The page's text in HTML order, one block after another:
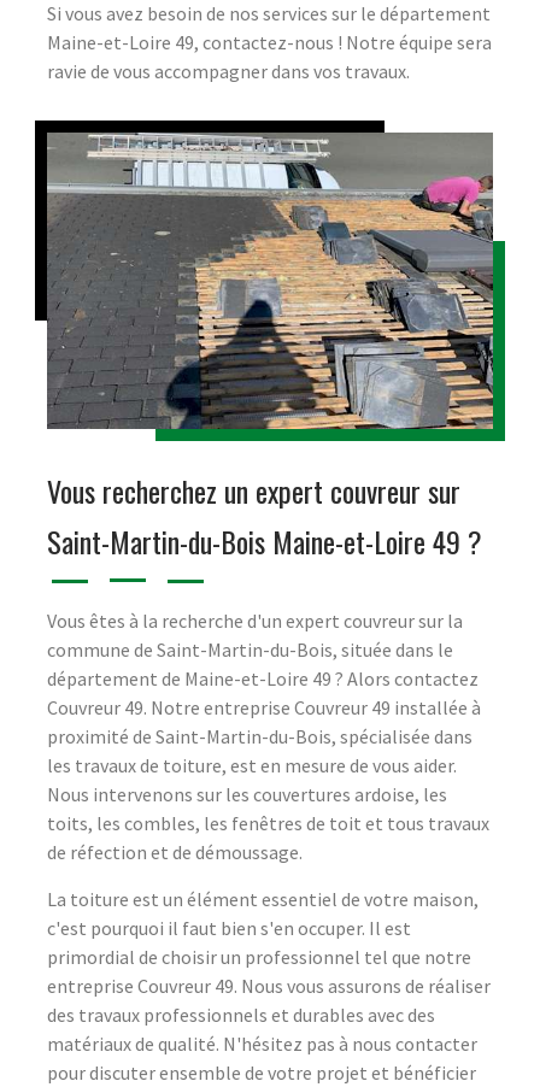
Si vous avez besoin de nos services sur le département
Maine-et-Loire 49, contactez-nous ! Notre équipe sera
ravie de vous accompagner dans vos travaux.
Vous recherchez un expert couvreur sur
Saint-Martin-du-Bois Maine-et-Loire 49 ?
Vous êtes à la recherche d'un expert couvreur sur la
commune de Saint-Martin-du-Bois, située dans le
département de Maine-et-Loire 49 ? Alors contactez
Couvreur 49. Notre entreprise Couvreur 49 installée à
proximité de Saint-Martin-du-Bois, spécialisée dans
les travaux de toiture, est en mesure de vous aider.
Nous intervenons sur les couvertures ardoise, les
toits, les combles, les fenêtres de toit et tous travaux
de réfection et de démoussage.
La toiture est un élément essentiel de votre maison,
c'est pourquoi il faut bien s'en occuper. Il est
primordial de choisir un professionnel tel que notre
entreprise Couvreur 49. Nous vous assurons de réaliser
des travaux professionnels et durables avec des
matériaux de qualité. N'hésitez pas à nous contacter
pour discuter ensemble de votre projet et bénéficier